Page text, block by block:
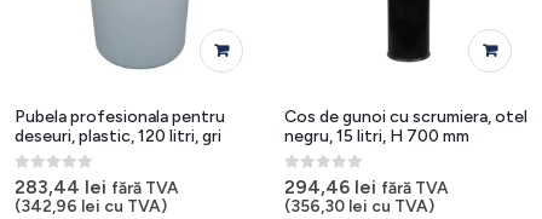
Pubela profesionala pentru
deseuri, plastic, 120 litri, gri
0out of 5
283,44 lei fără TVA
(342,96 lei cu TVA)
Cos de gunoi cu scrumiera, otel
negru, 15 litri, H 700 mm
0out of 5
294,46 lei fără TVA
(356,30 lei cu TVA)